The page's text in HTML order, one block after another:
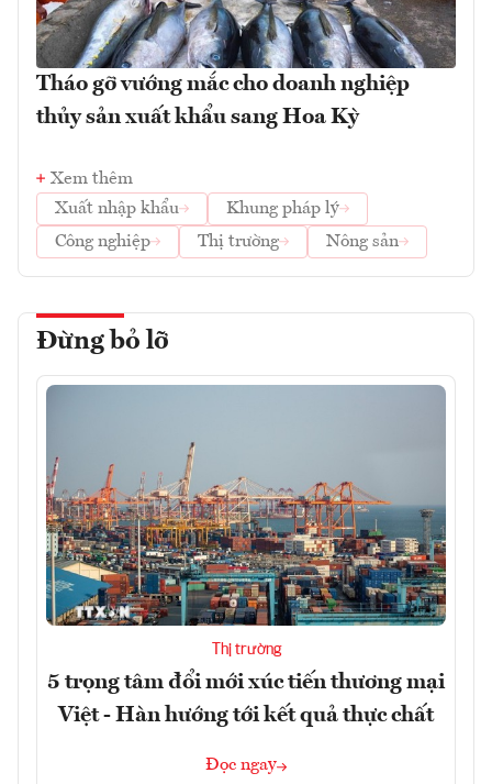
Tháo gỡ vướng mắc cho doanh nghiệp
thủy sản xuất khẩu sang Hoa Kỳ
Xem thêm
Xuất nhập khẩu
Khung pháp lý
Công nghiệp
Thị trường Nông sản
Đừng bỏ lỡ
Thị trường
5 trọng tâm đổi mới xúc tiến thương mại
Việt - Hàn hướng tới kết quả thực chất
Đọc ngay